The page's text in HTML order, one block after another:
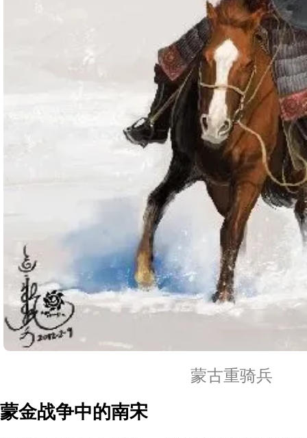
蒙古重骑兵
蒙金战争中的南宋